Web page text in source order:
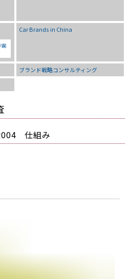
調
Car Brands in China
ブランド戦略コンサルティング
仕組み